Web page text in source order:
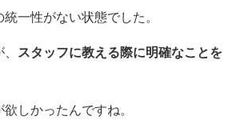
一性がない状態でした。
スタッフに教える際に明確なことを
しかったんですね。